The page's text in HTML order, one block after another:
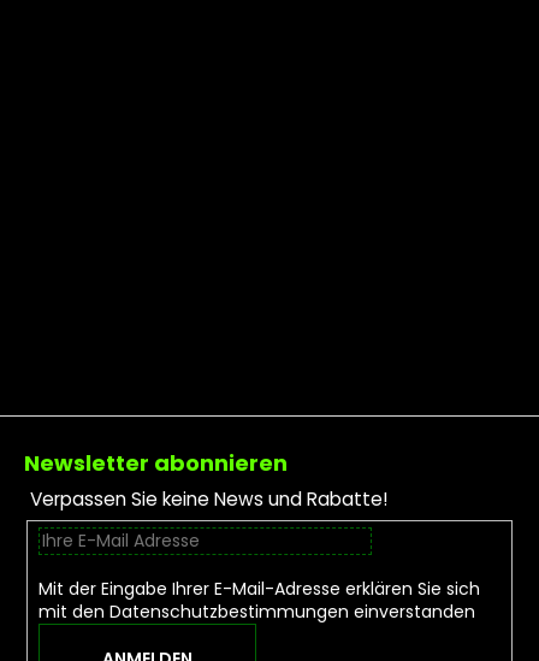
Fußzeile
Newsletter abonnieren
Verpassen Sie keine News und Rabatte!
Mit der Eingabe Ihrer E-Mail-Adresse erklären Sie sich
mit den Datenschutzbestimmungen einverstanden